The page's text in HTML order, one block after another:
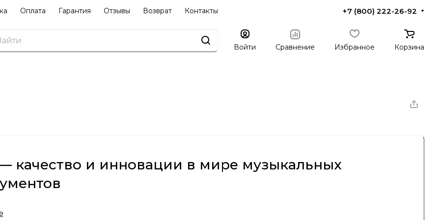
Оплата Гарантия Отзывы Возврат Контакты +7 (800) 222-26-92
Войти Сравнение Избранное Корзина
качество и инновации в мире музыкальных
основана в Германии и быстро завоевала признание благодаря высокому качеству своей